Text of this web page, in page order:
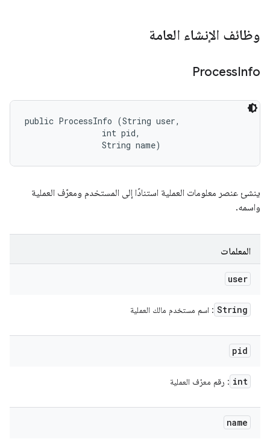
وظائف الإنشاء العامة
ProcessInfo
public ProcessInfo (String user,
                int pid,
                String name)
ينشئ عنصر معلومات العملية استنادًا إلى المستخدم ومعرّف العملية
واسمه.
المعلمات
user
String : اسم مستخدم مالك العملية
pid
int : رقم معرّف العملية
name